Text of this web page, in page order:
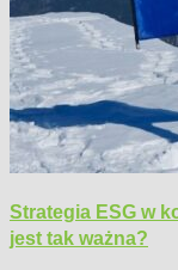
Strategia ESG w
jest tak ważna?